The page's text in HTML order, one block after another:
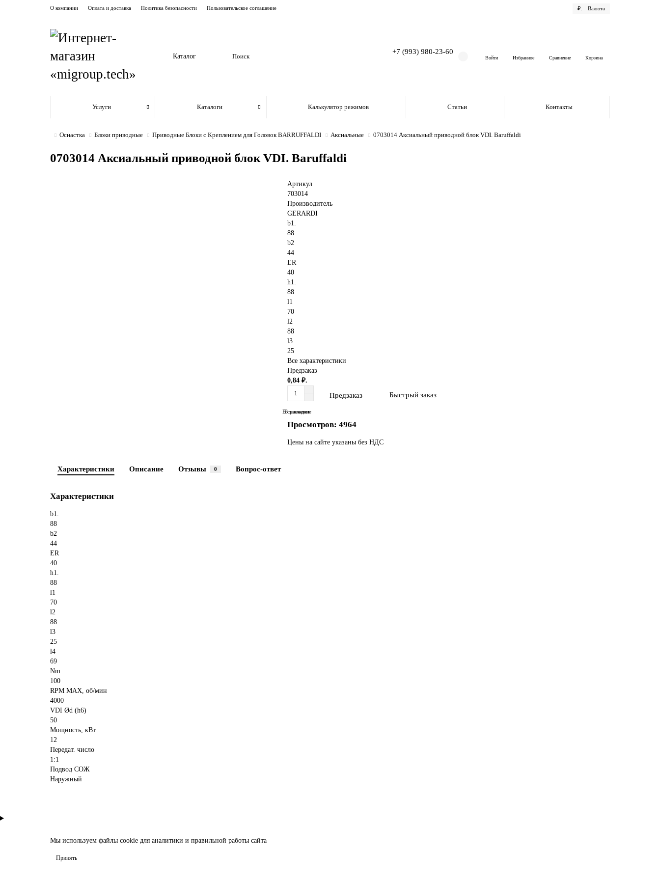
О компании Оплата и доставка Политика безопасности Пользовательское соглашение ₽. Валюта
Каталог
+7 (993) 980-23-60
Войти Избранное Сравнение Корзина
Услуги Каталоги Калькулятор режимов Статьи Контакты
Оснастка Блоки приводные Приводные Блоки с Креплением для Головок BARRUFFALDI Аксиальные 0703014 Аксиальный приводной блок VDI. Baruffaldi
0703014 Аксиальный приводной блок VDI. Baruffaldi
Артикул
703014
Производитель
GERARDI
b1.
88
b2
44
ER
40
h1.
88
l1
70
l2
88
l3
25
Все характеристики
Предзаказ
0,84 ₽.
Предзаказ Быстрый заказ
В закладки
В сравнение
Просмотров: 4964
Цены на сайте указаны без НДС
Характеристики Описание Отзывы 0 Вопрос-ответ
Характеристики
b1.
88
b2
44
ER
40
h1.
88
l1
70
l2
88
l3
25
l4
69
Nm
100
RPM MAX, об/мин
4000
VDI Ød (h6)
50
Мощность, кВт
12
Передат. число
1:1
Подвод СОЖ
Наружный
Мы используем файлы cookie для аналитики и правильной работы сайта
Принять